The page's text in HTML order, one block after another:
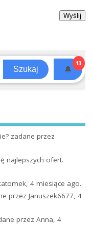
Szukaj 🔔
13
zadane przez
najlepszych ofert.
4 miesiące ago.
przez Januszek6677, 4
przez Anna, 4